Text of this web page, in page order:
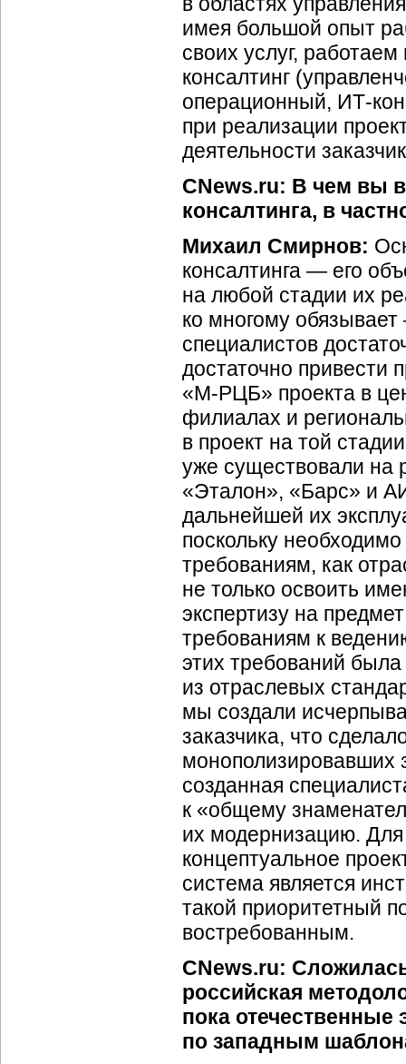
имея большой опыт
своих услуг,
консалтинг
операционный, ИТ-
при реализации
деятельности
CNews.ru: В чем вы
консалтинга, в
Михаил Смирнов:
консалтинга — его
на любой стадии их
ко многому
специалистов
достаточно привести
«М-РЦБ» проекта в
филиалах и
в проект на той
уже существовали на
«Эталон», «Барс» и
дальнейшей их
поскольку
требованиям, как
не только освоить
экспертизу на
требованиям к
этих требований
из отраслевых
мы создали
заказчика, что
монополизировавших
созданная
к «общему
их модернизацию. Для
концептуальное
система является
такой приоритетный
востребованным.
CNews.ru:
российская
пока
по западным